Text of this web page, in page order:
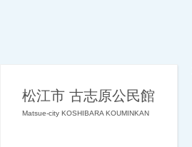
松江市 古志原公民館
Matsue-city KOSHIBARA KOUMINKAN